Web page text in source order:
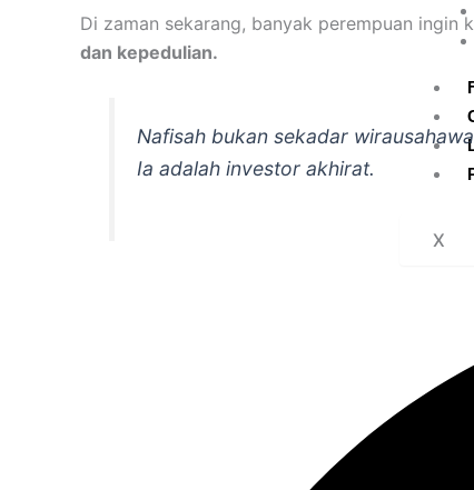
X
Di zaman sekarang, banyak perempuan
dan kepedulian.
Nafisah bukan sekadar
Ia adalahinvestor akhirat.